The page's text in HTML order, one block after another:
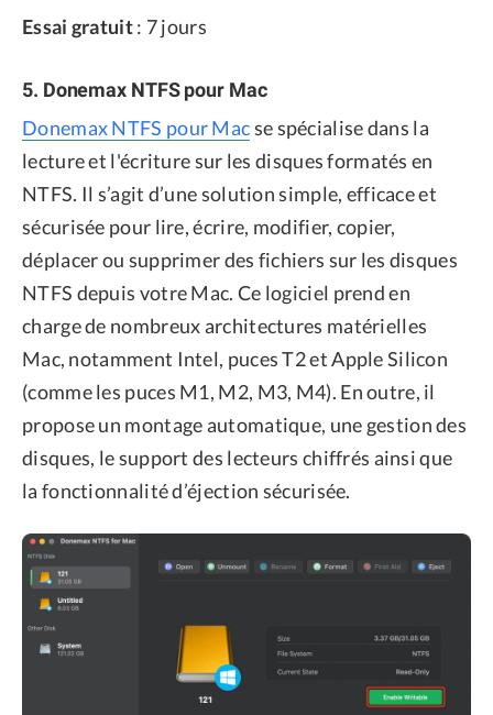
Essai gratuit: 7 jours
5. Donemax NTFS pour Mac
Donemax NTFS pour Macse spécialise dans la
lecture et l'écriture sur les disques formatés en
NTFS. Il s’agit d’une solution simple, efficace et
sécurisée pour lire, écrire, modifier, copier,
déplacer ou supprimer des fichiers sur les disques
NTFS depuis votre Mac. Ce logiciel prend en
charge de nombreux architectures matérielles
Mac, notamment Intel, puces T2 et Apple Silicon
(comme les puces M1, M2, M3, M4). En outre, il
propose un montage automatique, une gestion des
disques, le support des lecteurs chiffrés ainsi que
la fonctionnalité d’éjection sécurisée.